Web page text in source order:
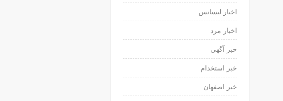
اخبار لیسانس
اخبار مرد
خبر آگهی
خبر استخدام
خبر اصفهان